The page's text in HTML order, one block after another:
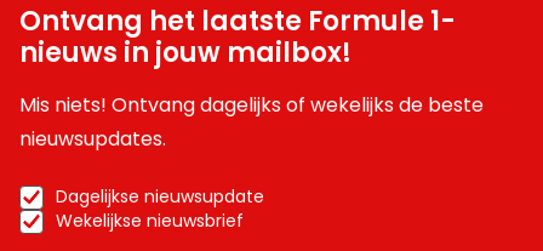
Ontvang het laatste Formule 1-
nieuws in jouw mailbox!
Mis niets! Ontvang dagelijks of wekelijks de beste
nieuwsupdates.
Dagelijkse nieuwsupdate
Wekelijkse nieuwsbrief